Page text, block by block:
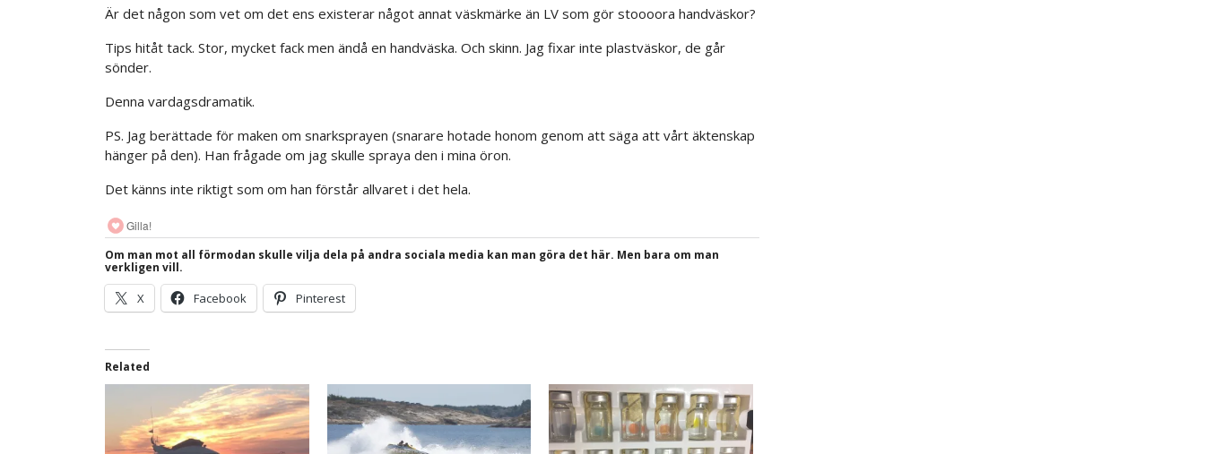
Är det någon som vet om det ens existerar något annat väskmärke än LV som gör stoooora handväskor?
Tips hitåt tack. Stor, mycket fack men ändå en handväska. Och skinn. Jag fixar inte plastväskor, de går
sönder.
Denna vardagsdramatik.
PS. Jag berättade för maken om snarksprayen (snarare hotade honom genom att säga att vårt äktenskap
hänger på den). Han frågade om jag skulle spraya den i mina öron.
Det känns inte riktigt som om han förstår allvaret i det hela.
Gilla!
Om man mot all förmodan skulle vilja dela på andra sociala media kan man göra det här. Men bara om man
verkligen vill.
X Facebook Pinterest
Related